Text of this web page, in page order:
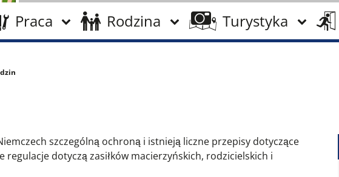
Praca Rodzina Turystyka
szczególną ochroną i istnieją liczne przepisy dotyczące
dotyczą zasiłków macierzyńskich, rodzicielskich i